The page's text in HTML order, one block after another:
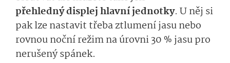
přehlednýdisplej hlavní jednotky. U něj si
paklzenastavit třeba ztlumení jasunebo
rovnounoční režimnaúrov­ni30 % jasupro
nerušený spánek.